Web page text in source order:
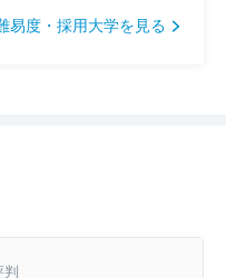
易度・採用大学を見る